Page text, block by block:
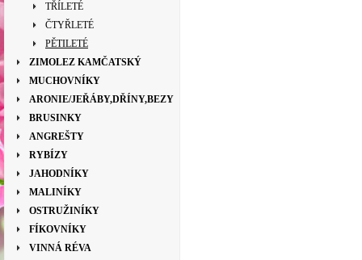
TŘÍLETÉ
ČTYŘLETÉ
PĚTILETÉ
ZIMOLEZ KAMČATSKÝ
MUCHOVNÍKY
ARONIE/JEŘÁBY,DŘÍNY,BEZY
BRUSINKY
ANGREŠTY
RYBÍZY
JAHODNÍKY
MALINÍKY
OSTRUŽINÍKY
FÍKOVNÍKY
VINNÁ RÉVA